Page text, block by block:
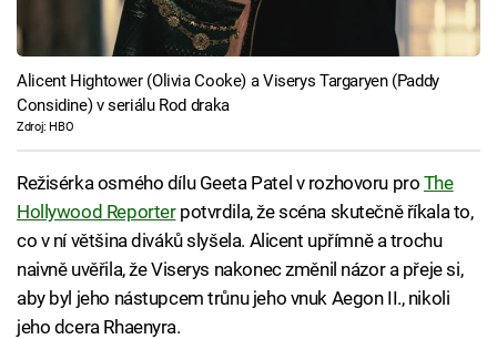
Alicent Hightower (Olivia Cooke) a Viserys Targaryen (Paddy
Considine) v seriálu Rod draka
Zdroj: HBO
Režisérka osmého dílu Geeta Patel v rozhovoru pro The
Hollywood Reporterpotvrdila, že scéna skutečně říkala to,
co v ní většina diváků slyšela. Alicent upřímně a trochu
naivně uvěřila, že Viserys nakonec změnil názor a přeje si,
aby byl jeho nástupcem trůnu jeho vnuk Aegon II., nikoli
jeho dcera Rhaenyra.